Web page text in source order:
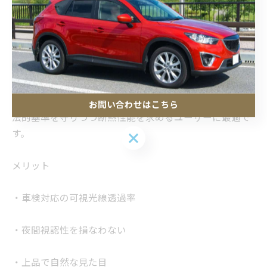
ノ構造の多層膜により構成されており、IRカット性能と
UVカット性能の両立が可能です。近年では、IKCやシルフ
ィードなどのメーカーが高性能かつ車検対応の透明断熱
フィルムを数多く提供しています。
用途としては、見た目を変えたくないユーザーや、ビジ
ネス用途の車両、公共車両などに多く採用されており、
法的基準を守りつつ断熱性能を求めるユーザーに最適で
す。
メリット
・車検対応の可視光線透過率
・夜間視認性を損なわない
・上品で自然な見た目
お問い合わせはこちら
お問い合わせはこちら